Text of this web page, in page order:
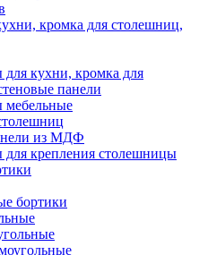
кромка для столешниц,
кухни, кромка для
панели
из МДФ
крепления столешницы
бортики